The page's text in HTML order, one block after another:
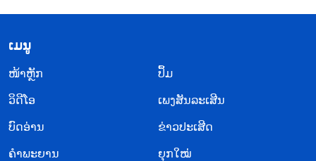
​ເມ​ນູ
​ໜ້າຫຼັກ
ປຶ້ມ
ວິ​ດີ​ໂອ
ເພງສັນລະເສີນ
ບົດອ່ານ
ຂ່າວປະເສີດ
ຄຳພະຍານ
ຍຸກໃໝ່